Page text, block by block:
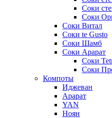
Соки
Соки
Соки Витал
Соки te Gusto
Соки Шамб
Соки Арарат
Соки
Соки
Компоты
Иджеван
Арарат
YAN
Ноян